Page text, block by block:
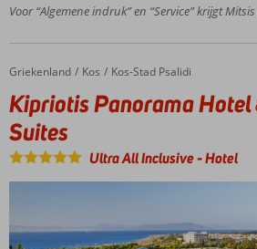
3 à-la-
en 6 bars
Creperie,
corner en
een
pizzaoven
Accommodatie met een
GSTC erkend
Voor “Algemene indruk” en “Service” krijgt
Home
Griekenland Kos Kos-Stad Psalidi
Kipriotis Panorama Hotel & Suites
Kipriotis Panorama Hotel
Suites
Ultra All Inclusive-Hotel